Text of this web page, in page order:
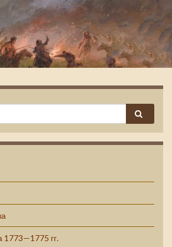
1773—1775 гг.